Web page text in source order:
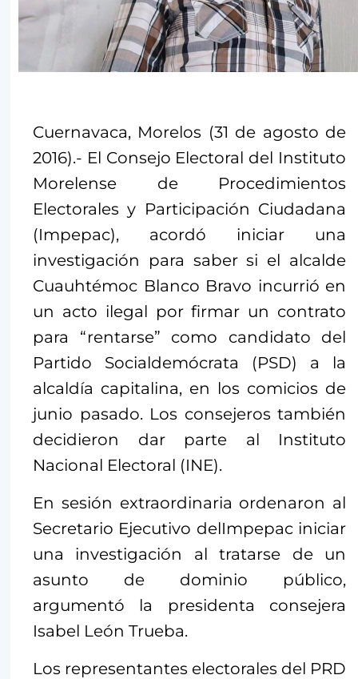
Cuernavaca, Morelos (31 de agosto de
2016).- El Consejo Electoral del Instituto
Morelense de Procedimientos
Electorales y Participación Ciudadana
(Impepac), acordó iniciar una
investigación para saber si el alcalde
Cuauhtémoc Blanco Bravo incurrió en
un acto ilegal por firmar un contrato
para “rentarse” como candidato del
Partido Socialdemócrata (PSD) a la
alcaldía capitalina, en los comicios de
junio pasado. Los consejeros también
decidieron dar parte al Instituto
Nacional Electoral (INE).
En sesión extraordinaria ordenaron al
Secretario Ejecutivo delImpepac iniciar
una investigación al tratarse de un
asunto de dominio público,
argumentó la presidenta consejera
Isabel León Trueba.
Los representantes electorales del PRD